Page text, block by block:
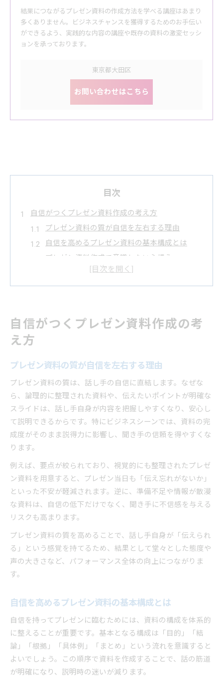
結果につながるプレゼン資料の作成方法を学べる講座はあまり
多くありません。ビジネスチャンスを獲得するためのお手伝い
ができるよう、実践的な内容の講座や既存の資料の激変セッシ
ョンを承っております。
東京都大田区
お問い合わせはこちら
目次
自信がつくプレゼン資料作成の考え方
プレゼン資料の質が自信を左右する理由
自信を高めるプレゼン資料の基本構成とは
プレゼン資料作成で意識したい心構え
自信につながるプレゼン資料の工夫ポイント
プレゼン資料と自信の関係を見直す視点
プレゼン資料が安心感を与える仕組みとは
安心感を得るためのプレゼン資料作成術
プレゼン資料で自信と安心を両立させる方法
ビジネス成果を高める自信の連鎖
自信あるプレゼン資料が成果へ直結する仕組み
プレゼン資料が生む自信とビジネス成果の関係
自信を持つことで得られるプレゼンの好循環
自信が連鎖してビジネス成果を引き出す方法
プレゼン資料が当日のパフォーマンスに与える力
プレゼン資料が当日の自信に与える影響とは
自信を支えるプレゼン資料の役割を再確認
資料の完成度が当日の自信に直結する理由
プレゼン資料と自信が説得力を強化する理由
自信あるプレゼン資料が信頼感を高める仕組み
説得力を支えるプレゼン資料と自信の関係
プレゼン資料で自信を示し説得力につなげる方
法
資料の質が緊張や睡眠に及ぼす影響とは
自信がつくプレゼン資料作成の考
え方
プレゼン資料の質が自信を左右する理由
プレゼン資料の質は、話し手の自信に直結します。なぜな
ら、論理的に整理された資料や、伝えたいポイントが明確な
スライドは、話し手自身が内容を把握しやすくなり、安心し
て説明できるからです。特にビジネスシーンでは、資料の完
成度がそのまま説得力に影響し、聞き手の信頼を得やすくな
ります。
例えば、要点が絞られており、視覚的にも整理されたプレゼ
ン資料を用意すると、プレゼン当日も「伝え忘れがないか」
といった不安が軽減されます。逆に、準備不足や情報が散漫
な資料は、自信の低下だけでなく、聞き手に不信感を与える
リスクも高まります。
プレゼン資料の質を高めることで、話し手自身が「伝えられ
る」という感覚を持てるため、結果として堂々とした態度や
声の大きさなど、パフォーマンス全体の向上につながりま
す。
自信を高めるプレゼン資料の基本構成とは
自信を持ってプレゼンに臨むためには、資料の構成を体系的
に整えることが重要です。基本となる構成は「目的」「結
論」「根拠」「具体例」「まとめ」という流れを意識すると
よいでしょう。この順序で資料を作成することで、話の筋道
が明確になり、説明時の迷いが減ります。